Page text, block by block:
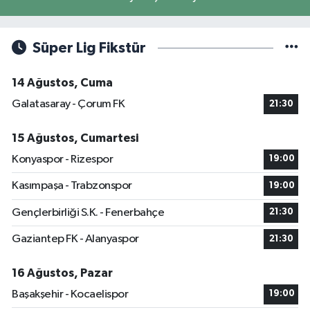
Süper Lig Fikstür
14 Ağustos, Cuma
Galatasaray - Çorum FK
21:30
15 Ağustos, Cumartesi
Konyaspor - Rizespor
19:00
Kasımpaşa - Trabzonspor 19:00
Gençlerbirliği S.K. - Fenerbahçe 21:30
Gaziantep FK - Alanyaspor 21:30
16 Ağustos, Pazar
Başakşehir - Kocaelispor
19:00